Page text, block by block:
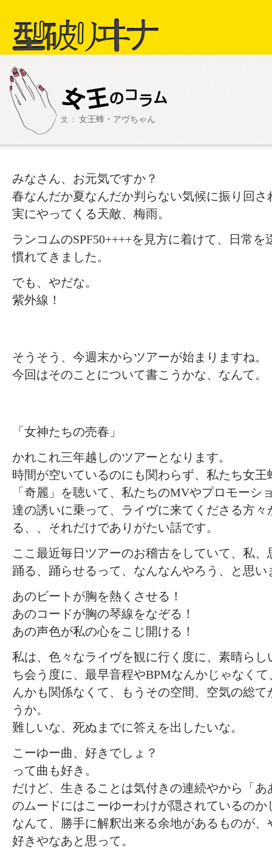
文 ： 女王蜂・アヴちゃん
みなさん、お元気ですか？
春なんだか夏なんだか判らない気候に振り回さ
実にやってくる天敵、梅雨。
ランコムのSPF50++++を見方に着けて、日常
慣れてきました。
でも、やだな。
紫外線！
そうそう、今週末からツアーが始まりますね。
今回はそのことについて書こうかな、なんて。
「女神たちの売春」
かれこれ三年越しのツアーとなります。
時間が空いているのにも関わらず、私たち女王
「奇麗」を聴いて、私たちのMVやプロモーシ
達の誘いに乗って、ライヴに来てくださる方々
る、、それだけでありがたい話です。
ここ最近毎日ツアーのお稽古をしていて、私
踊る、踊らせるって、なんなんやろう、と思い
あのビートが胸を熱くさせる！
あのコードが胸の琴線をなぞる！
あの声色が私の心をこじ開ける！
私は、色々なライヴを観に行く度に、素晴らし
ち会う度に、最早音程やBPMなんかじゃなく
んかも関係なくて、もうその空間、空気の総
うか。
難しいな、死ぬまでに答えを出したいな。
こーゆー曲、好きでしょ？
って曲も好き。
だけど、生きることは気付きの連続やから「あ
のムードにはこーゆーわけが隠されているのか
なんて、勝手に解釈出来る余地があるものが、
好きやなあと思って。